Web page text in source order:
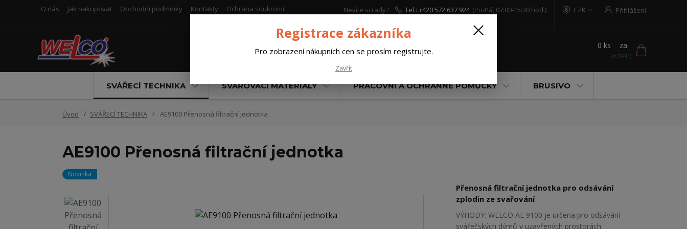
O nás Jak nakupovat Obchodní podmínky Kontakty Ochrana soukromí CZK Přihlášení
Nevíte si rady?
Tel.: +420 572 637 924 (Po-Pá, 07:00-15:30 hod.)
0 ks za
SVÁŘECÍ TECHNIKA SVAŘOVACÍ MATERIÁLY PRACOVNÍ A OCHRANNÉ POMŮCKY BRUSIVO
Úvod SVÁŘECÍ TECHNIKA AE9100 Přenosná filtrační jednotka
AE9100 Přenosná filtrační jednotka
Novinka
Přenosná filtrační jednotka pro odsávání
zplodin ze svařování
VÝHODY: WELCO AE 9100 je určena pro odsávání
svářečských dýmů v uzavřených prostorách.
Registrace zákazníka
Pro zobrazení nákupních cen se prosím registrujte.
Zavřít